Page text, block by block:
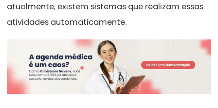
atualmente, existem sistemas que realizam essas
atividades automaticamente.